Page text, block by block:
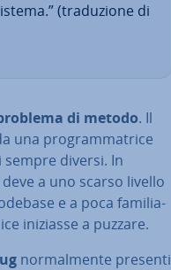
(tra­du­zio­ne di
di metodo. Il
una pro­gram­ma­tri­ce
diversi. In
a uno scarso livello
e a poca fa­mi­lia­
iniziasse a puzzare.
nor­mal­men­te presenti